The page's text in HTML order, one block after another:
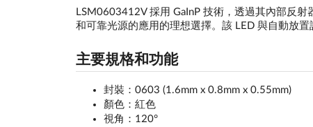
LSM0603412V 採用 GaInP 技術，透過其內部反
和可靠光源的應用的理想選擇。該 LED 與自動放
主要規格和功能
封裝：0603 (1.6mm x 0.8mm x 0.55mm)
顏色：紅色
視角：120°